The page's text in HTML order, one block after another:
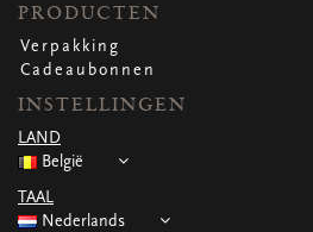
PRODUCTEN
Verpakking
Cadeaubonnen
INSTELLINGEN
LAND
België
TAAL
Nederlands